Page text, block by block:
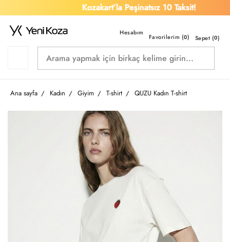
Kozakart’la Peşinatsız 10 Taksit!
Favorilerim (0) Sepet (0)
Ana sayfa Kadın Giyim T-shirt QUZU Kadın T-shirt